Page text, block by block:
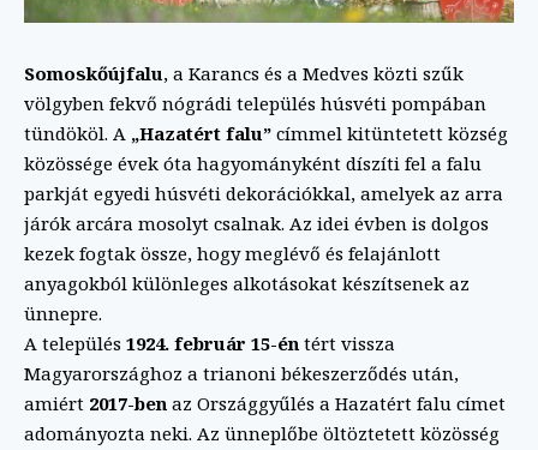
Somoskőújfalu, a Karancs és a Medves közti szűk
völgyben fekvő nógrádi település húsvéti pompában
tündököl. A „Hazatért falu” címmel kitüntetett község
közössége évek óta hagyományként díszíti fel a falu
parkját egyedi húsvéti dekorációkkal, amelyek az arra
járók arcára mosolyt csalnak. Az idei évben is dolgos
kezek fogtak össze, hogy meglévő és felajánlott
anyagokból különleges alkotásokat készítsenek az
ünnepre.
A település 1924. február 15-én tért vissza
Magyarországhoz a trianoni békeszerződés után,
amiért 2017-ben az Országgyűlés a Hazatért falu címet
adományozta neki. Az ünneplőbe öltöztetett közösség